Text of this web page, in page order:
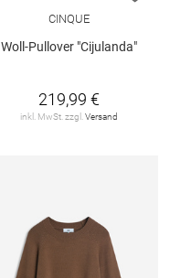
CINQUE
Woll-Pullover "Cijulanda"
219,99 €
inkl. MwSt. zzgl.Versand